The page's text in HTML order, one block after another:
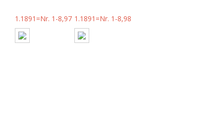
1.1891=Nr. 1-8,97 1.1891=Nr. 1-8,98